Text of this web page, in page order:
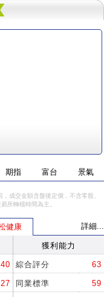
期指 富台 景氣
成交金額含盤後定價，不含零股、
所轉檔時間為主。
健康 詳細...
獲利能力
40 綜合評分 63
27 同業標準 59